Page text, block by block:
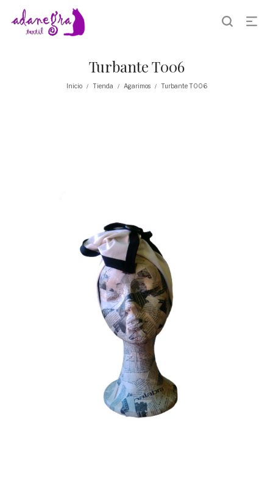
Turbante T006
Inicio / Tienda / Agarimos / Turbante T006